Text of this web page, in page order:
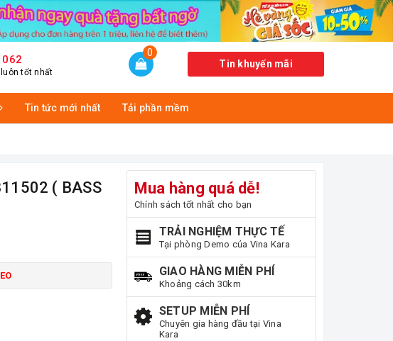
tốt nhất
0
Tin khuyến mãi
Tin tức mới nhất Tải phần mềm
( BASS
Mua hàng quá dễ!
Chính sách tốt nhất cho bạn
TRẢI NGHIỆM THỰC TẾ
Tại phòng Demo của Vina Kara
GIAO HÀNG MIỄN PHÍ
Khoảng cách 30km
SETUP MIỄN PHÍ
Chuyên gia hàng đầu tại Vina
Kara